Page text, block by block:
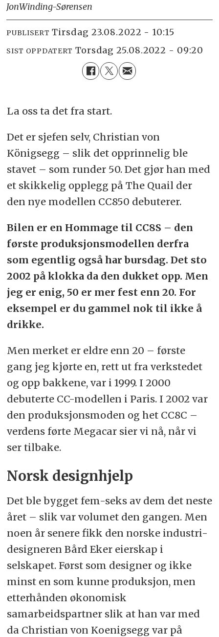
JonWinding-Sørensen
PUBLISERT tirsdag 23.08.2022 - 10:15
SIST OPPDATERT torsdag 25.08.2022 - 09:20
La oss ta det fra start.
Det er sjefen selv, Christian von
Königsegg – slik det opprinnelig ble
stavet – som runder 50. Det gjør han med
et skikkelig opplegg på The Quail der
den nye modellen CC850 debuterer.
Bilen er en Hommage til CC8S – den
første produksjonsmodellen derfra
som egentlig også har bursdag. Det sto
2002 på klokka da den dukket opp. Men
jeg er enig, 50 er mer fest enn 20. For
eksempel er du gammel nok til ikke å
drikke.
Men merket er eldre enn 20 – første
gang jeg kjørte en, rett ut fra verkstedet
og opp bakkene, var i 1999. I 2000
debuterte CC-modellen i Paris. I 2002 var
den produksjonsmoden og het CC8C –
verdens førte Megacar sier vi nå, når vi
ser tilbake.
Norsk designhjelp
Det ble bygget fem-seks av dem det neste
året – slik var volumet den gangen. Men
noen år senere fikk den norske industri-
designeren Bård Eker eierskap i
selskapet. Først som designer og ikke
minst en som kunne produksjon, men
etterhånden økonomisk
samarbeidspartner slik at han var med
da Christian von Koenigsegg var på